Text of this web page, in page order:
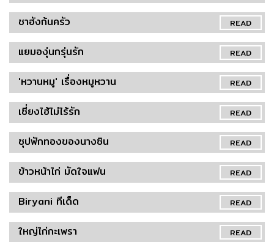
READ
ชาฮังก้นครัว
READ
แยมองุ่นกรุ่นรัก
READ
'หวานหมู' เรื่องหมูหวาน
READ
เซี่ยงไฮ้ไม่ไร้รัก
READ
ซุปฟักทองของนางซิน
READ
ข้าวหน้าไก่ มัดใจแฟน
READ
Biryani ทีเด็ด
READ
ใหญ่ไก่กะเพรา